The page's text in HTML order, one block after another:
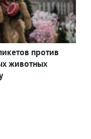
против
животных